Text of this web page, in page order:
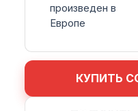
произведен в
Европе
КУПИТЬ